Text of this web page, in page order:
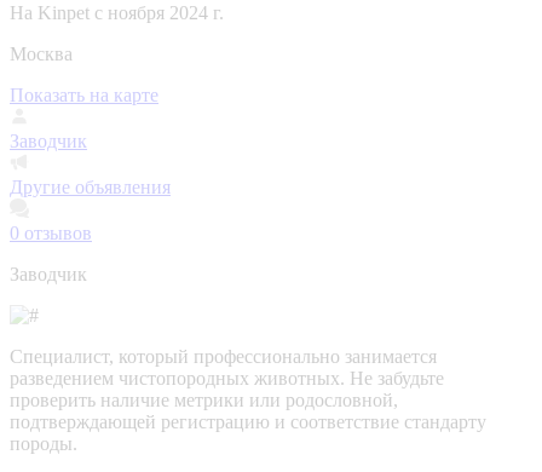
На Kinpet c ноября 2024 г.
Москва
Показать на карте
Заводчик
Другие объявления
0 отзывов
Заводчик
Специалист, который профессионально занимается
разведением чистопородных животных. Не забудьте
проверить наличие метрики или родословной,
подтверждающей регистрацию и соответствие стандарту
породы.